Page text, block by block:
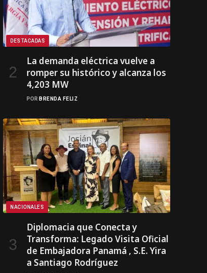
DESTACADAS
La demanda eléctrica vuelve a
romper su histórico y alcanza los
4,203 MW
POR BRENDA FELIZ
NACIONALES
Diplomacia que Conecta y
Transforma: Legado Visita Oficial
de Embajadora Panamá , S.E. Yira
a Santiago Rodríguez